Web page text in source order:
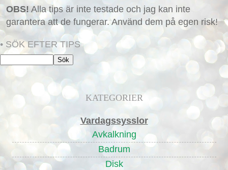
OBS! Alla tips är inte testade och jag kan inte
garantera att de fungerar. Använd dem på egen risk!
• SÖK EFTER TIPS
KATEGORIER
Vardagssysslor
Avkalkning
Badrum
Disk